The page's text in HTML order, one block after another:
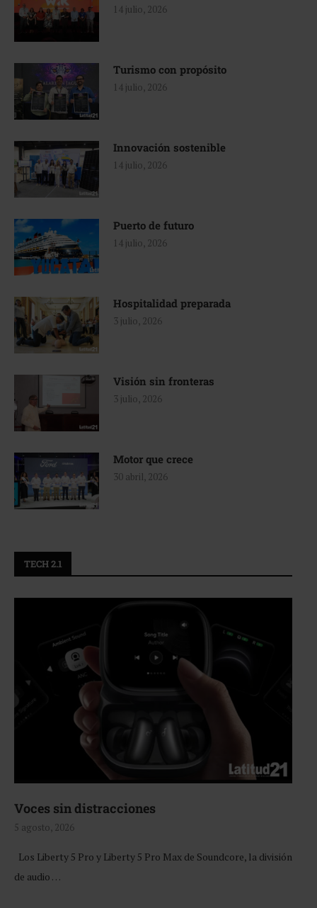
14 julio, 2026
Turismo con propósito
14 julio, 2026
Innovación sostenible
14 julio, 2026
Puerto de futuro
14 julio, 2026
Hospitalidad preparada
3 julio, 2026
Visión sin fronteras
3 julio, 2026
Motor que crece
30 abril, 2026
TECH 2.1
Voces sin distracciones
5 agosto, 2026
Los Liberty 5 Pro y Liberty 5 Pro Max de Soundcore, la división
de audio …